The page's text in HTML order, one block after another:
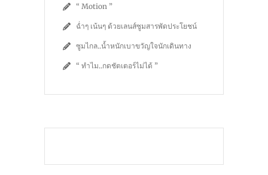
“ Motion ”
ฉ่ำๆ เน้นๆ ด้วยเลนส์ซูมสารพัดประโยชน์
ซูมไกล..น้ำหนักเบาขวัญใจนักเดินทาง
“ ทำไม..กดชัตเตอร์ไม่ได้ ”